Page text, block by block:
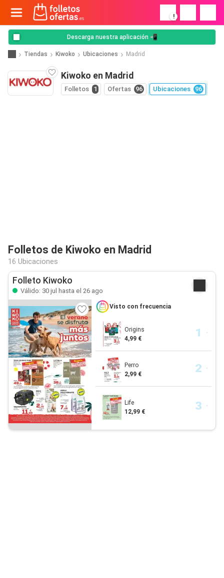
!
Descarga nuestra aplicación 📲
Tiendas Kiwoko Ubicaciones Madrid
Kiwoko en Madrid
Folletos 1 Ofertas 96 Ubicaciones 96
Folletos de Kiwoko en Madrid
16 Ubicaciones
Folleto Kiwoko
Válido: 30 jul hasta el 26 ago
Visto con frecuencia
Origins
4,99 €
Perro
2,99 €
Life
12,99 €